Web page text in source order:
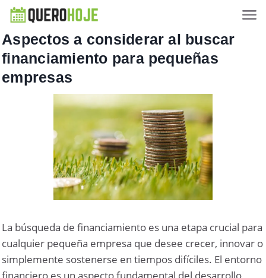
Aspectos a considerar al buscar
financiamiento para pequeñas
empresas
La búsqueda de financiamiento es una etapa crucial para
cualquier pequeña empresa que desee crecer, innovar o
simplemente sostenerse en tiempos difíciles. El entorno